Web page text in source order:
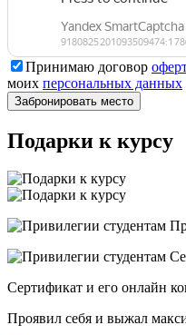
Принимаю договор
моих персональных данных
Подарки к курсу
Сертификат и его онлайн
Проявил себя и выжал